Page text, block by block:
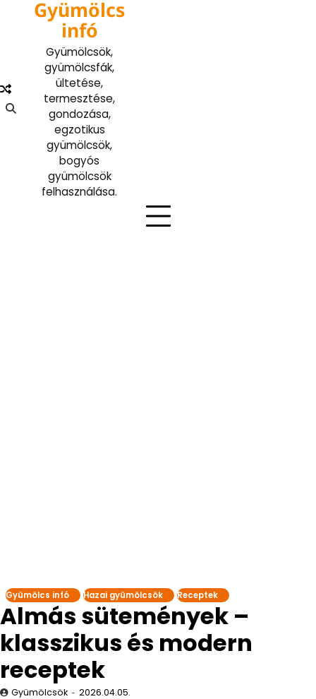
Gyümölcs
infó
Gyümölcsök,
gyümölcsfák,
ültetése,
termesztése,
gondozása,
egzotikus
gyümölcsök,
bogyós
gyümölcsök
felhasználása.
Gyümölcs infó Hazai gyümölcsök Receptek
Almás sütemények –
klasszikus és modern
receptek
Gyümölcsök 2026.04.05.